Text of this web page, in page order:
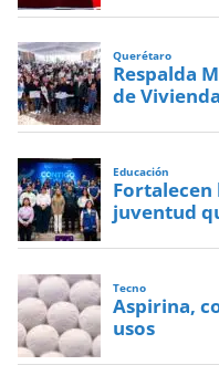
Querétaro
Respalda
de
Educación
Fortalecen
juventud
Tecno
Aspirina,
usos